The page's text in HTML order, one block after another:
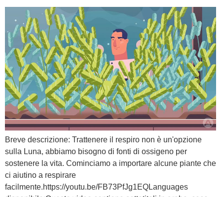
Breve descrizione: Trattenere il respiro non è un'opzione
sulla Luna, abbiamo bisogno di fonti di ossigeno per
sostenere la vita. Cominciamo a importare alcune piante che
ci aiutino a respirare
facilmente.https://youtu.be/FB73PfJg1EQLanguages